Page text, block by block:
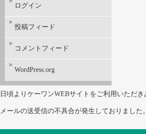
ログイン
投稿フィード
コメントフィード
WordPress.org
日頃よりケーワンWEBサイトをご利用いた
メールの送受信の不具合が発生しておりま